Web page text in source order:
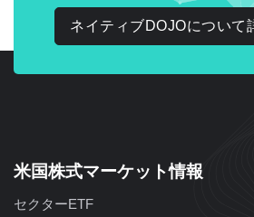
ネイティブDOJOについて
米国株式マーケット情報
セクターETF